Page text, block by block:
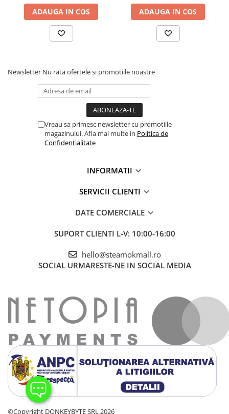
ADAUGA IN COS ADAUGA IN COS
Newsletter Nu rata ofertele si promotiile noastre
Vreau sa primesc newsletter cu promotiile
magazinului. Afla mai multe in Politica de
Confidentialitate
INFORMATII
SERVICII CLIENTI
DATE COMERCIALE
SUPORT CLIENTI L-V: 10:00-16:00
hello@steamokmall.ro
SOCIAL URMARESTE-NE IN SOCIAL MEDIA
©Copyright DONKEYBYTE SRL 2026